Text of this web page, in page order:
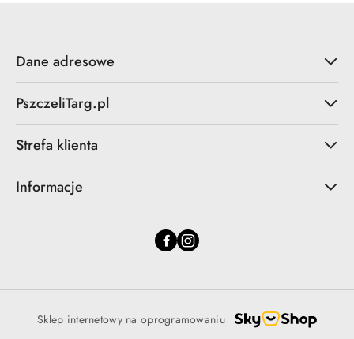
Dane adresowe
PszczeliTarg.pl
Strefa klienta
Informacje
Sklep internetowy na oprogramowaniu